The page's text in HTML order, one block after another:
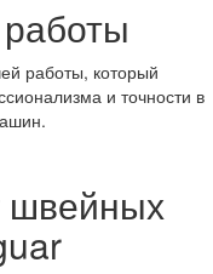
работы, который
и точности в
швейных